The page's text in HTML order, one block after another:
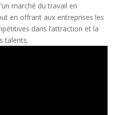
marché du travail en
en offrant aux entreprises les
dans l’attraction et la
talents.